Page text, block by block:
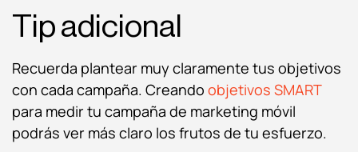
Tip adicional
Recuerda plantear muy claramente tus objetivos
con cada campaña. Creando objetivos SMART
para medir tu campaña de marketing móvil
podrás ver más claro los frutos de tu esfuerzo.